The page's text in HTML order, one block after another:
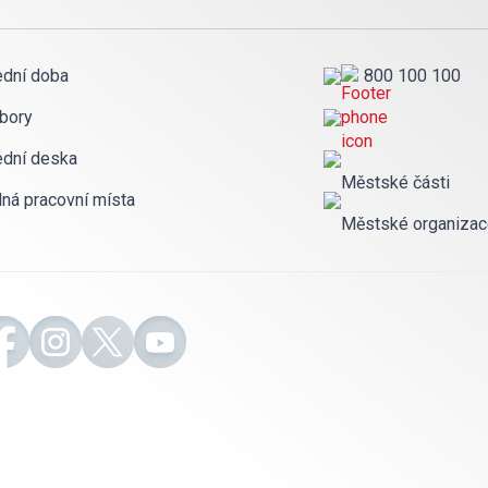
doba
deska
pracovní místa
800 100 100
Městské části
Městské